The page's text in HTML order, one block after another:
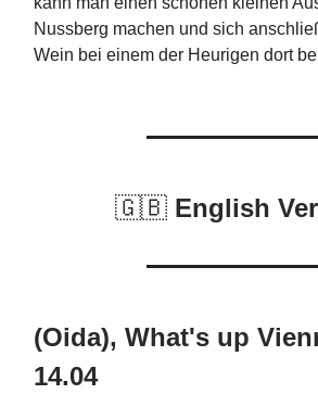
Nussberg machen und sich
Wein bei einem der Heurigen dort
🇬🇧English
(Oida), What's up
14.04